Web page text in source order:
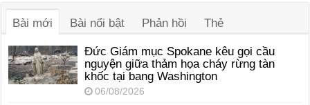
Bài mới Bài nổi bật Phản hồi Thẻ
Đức Giám mục Spokane kêu gọi cầu
nguyện giữa thảm họa cháy rừng tàn
khốc tại bang Washington
06/08/2026